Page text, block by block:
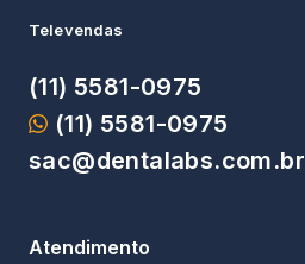
Televendas
(11) 5581-0975
(11) 5581-0975
sac@dentalabs.com.br
Atendimento